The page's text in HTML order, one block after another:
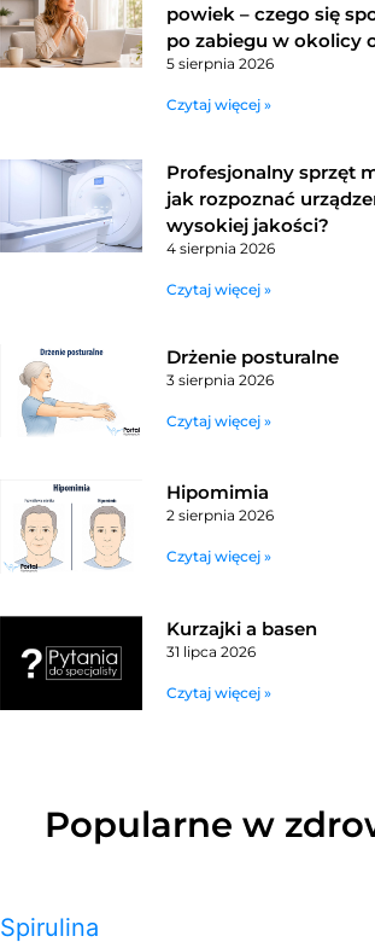
powiek – czego się
po zabiegu w okolicy
5 sierpnia 2026
Czytaj więcej »
Profesjonalny sprzęt
jak rozpoznać
wysokiej jakości?
4 sierpnia 2026
Czytaj więcej »
Drżenie posturalne
3 sierpnia 2026
Czytaj więcej »
Hipomimia
2 sierpnia 2026
Czytaj więcej »
Kurzajki a basen
31 lipca 2026
Czytaj więcej »
Popularne w
Spirulina